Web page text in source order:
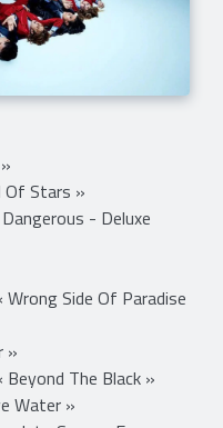
Of Stars »
- Deluxe
Wrong Side Of Paradise
»
Beyond The Black »
Water »